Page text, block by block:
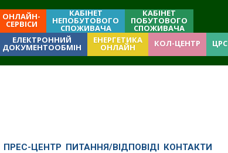
ОНЛАЙН-
СЕРВІСИ
КАБІНЕТ
НЕПОБУТОВОГО
СПОЖИВАЧА
КАБІНЕТ
ПОБУТОВОГО
СПОЖИВАЧА
ЕЛЕКТРОННИЙ
ДОКУМЕНТООБМІН
ЕНЕРГЕТИКА
ОНЛАЙН КОЛ-ЦЕНТР ЦРС
ПРЕС-ЦЕНТР ПИТАННЯ/ВІДПОВІДІ КОНТАКТИ